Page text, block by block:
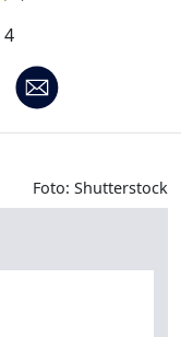
4
Foto: Shutterstock